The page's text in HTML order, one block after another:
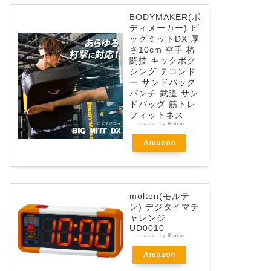
BODYMAKER(ボ
ディメーカー) ビ
ッグミットDX 厚
さ10cm 空手 格
闘技 キックボク
シング テコンド
ー サンドバッグ
パンチ 武道 サン
ドバッグ 筋トレ
フィットネス
created by Rinker
Amazon
molten(モルテ
ン) デジタイマチ
ャレンジ
UD0010
created by Rinker
Amazon